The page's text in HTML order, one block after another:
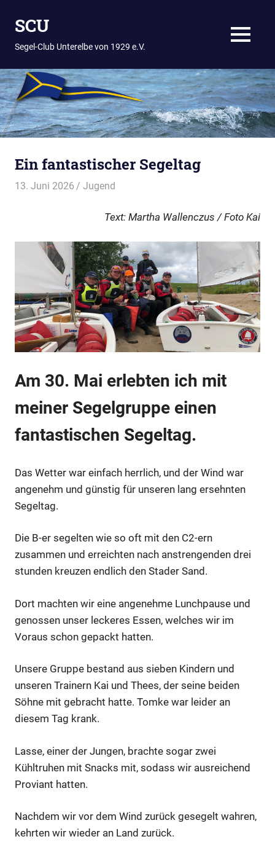
InhaltSCU
Segel-Club Unterelbe von 1929 e.V. MENÜ
Ein fantastischer Segeltag
13. Juni 2026 Thees
Jugend
Text: Martha Wallenczus / Foto Kai
Am 30. Mai erlebten ich mit
meiner Segelgruppe einen
fantastischen Segeltag.
Das Wetter war einfach herrlich, und der Wind war
angenehm und günstig für unseren lang ersehnten
Segeltag.
Die B-er segelten wie so oft mit den C2-ern
zusammen und erreichten nach anstrengenden drei
stunden kreuzen endlich den Stader Sand.
Dort machten wir eine angenehme Lunchpause und
genossen unser leckeres Essen, welches wir im
Voraus schon gepackt hatten.
Unsere Gruppe bestand aus sieben Kindern und
unseren Trainern Kai und Thees, der seine beiden
Söhne mit gebracht hatte. Tomke war leider an
diesem Tag krank.
Lasse, einer der Jungen, brachte sogar zwei
Kühltruhen mit Snacks mit, sodass wir ausreichend
Proviant hatten.
Nachdem wir vor dem Wind zurück gesegelt wahren,
kehrten wir wieder an Land zurück.